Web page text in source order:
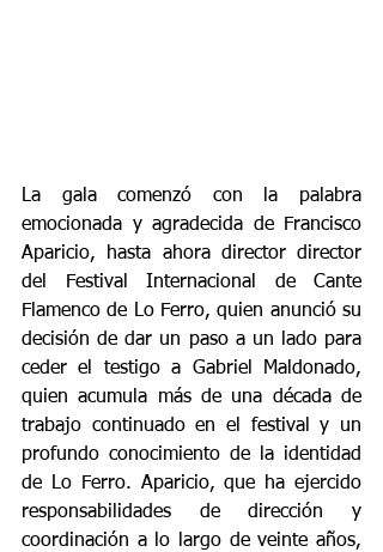
La gala comenzó con la palabra
emocionada y agradecida de Francisco
Aparicio, hasta ahora director director
del Festival Internacional de Cante
Flamenco de Lo Ferro, quien anunció su
decisión de dar un paso a un lado para
ceder el testigo a Gabriel Maldonado,
quien acumula más de una década de
trabajo continuado en el festival y un
profundo conocimiento de la identidad
de Lo Ferro. Aparicio, que ha ejercido
responsabilidades de dirección y
coordinación a lo largo de veinte años,